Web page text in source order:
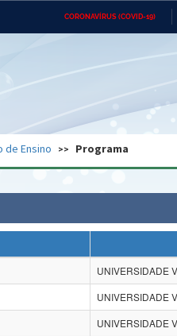
CORONAVÍRUS (COVID-19)
Ministério do Desenvolvimento
Geral da União
de Ensino Programa
UNIVERSIDADE
UNIVERSIDADE
UNIVERSIDADE